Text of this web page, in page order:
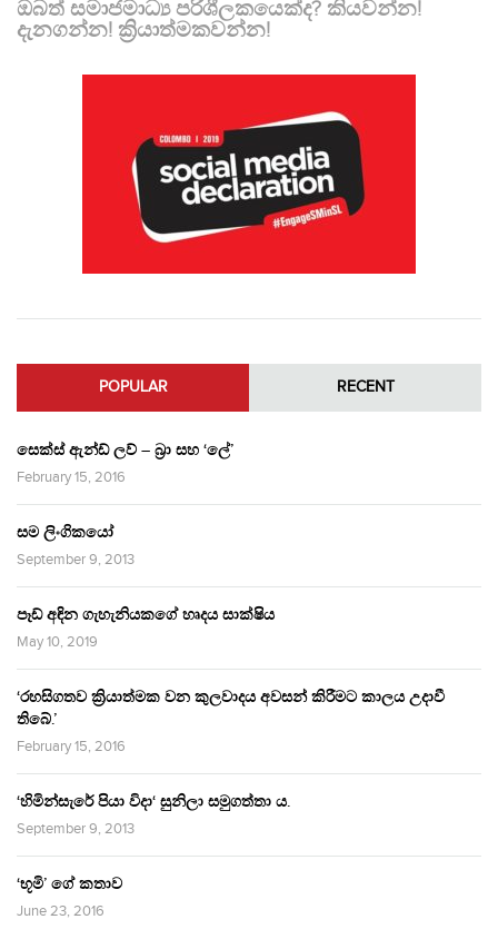
ඔබත් සමාජමාධ්‍ය පරිශීලකයෙක්ද? කියවන්න!
දැනගන්න! ක්‍රියාත්මකවන්න!
POPULAR RECENT
සෙක්ස් ඇන්ඩ් ලව් – බ්‍රා සහ ‘ලේ’
February 15, 2016
සම ලිංගිකයෝ
September 9, 2013
පෑඩ් අඳින ගැහැනියකගේ හෘදය සාක්ෂිය
May 10, 2019
‘රහසිගතව ක්‍රියාත්මක වන කුලවාදය අවසන් කිරීමට කාලය උදාවී
තිබේ.’
February 15, 2016
‘හිමින්සැරේ පියා විදා‘ සුනිලා සමුගත්තා ය.
September 9, 2013
‘භූමි’ ගේ කතාව
June 23, 2016